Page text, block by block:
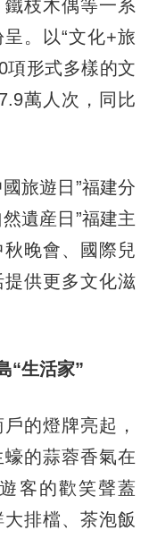
枝木偶等一系
。以“文化+旅
項形式多樣的文
萬人次，同比
旅遊日”福建分
遺産日”福建主
晚會、國際兒
供更多文化滋
生活家”
的燈牌亮起，
的蒜蓉香氣在
客的歡笑聲蓋
排檔、茶泡飯